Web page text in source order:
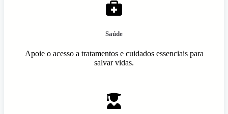
Saúde
Apoie o acesso a tratamentos e cuidados essenciais para
salvar vidas.